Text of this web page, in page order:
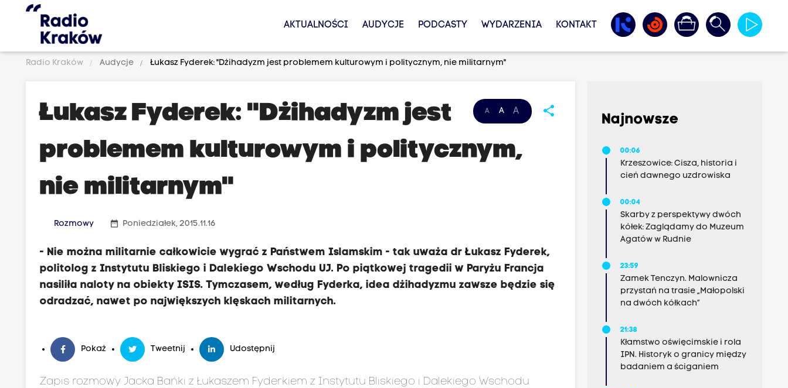
AKTUALNOŚCI AUDYCJE PODCASTY WYDARZENIA KONTAKT
Radio Kraków Audycje Łukasz Fyderek: "Dżihadyzm jest problemem kulturowym i politycznym, nie militarnym"
A A A share
Łukasz Fyderek: "Dżihadyzm jest
problemem kulturowym i politycznym,
nie militarnym"
Rozmowy date_range Poniedziałek, 2015.11.16
- Nie można militarnie całkowicie wygrać z Państwem Islamskim - tak uważa dr Łukasz Fyderek,
politolog z Instytutu Bliskiego i Dalekiego Wschodu UJ. Po piątkowej tragedii w Paryżu Francja
nasiliła naloty na obiekty ISIS. Tymczasem, według Fyderka, idea dżihadyzmu zawsze będzie się
odradzać, nawet po największych klęskach militarnych.
Pokaż Tweetnij Udostępnij
Zapis rozmowy Jacka Bańki z Łukaszem Fyderkiem z Instytutu Bliskiego i Dalekiego Wschodu
Najnowsze
00:06
Krzeszowice: Cisza, historia i
cień dawnego uzdrowiska
00:04
Skarby z perspektywy dwóch
kółek: Zaglądamy do Muzeum
Agatów w Rudnie
23:59
Zamek Tenczyn. Malownicza
przystań na trasie „Małopolski
na dwóch kółkach”
21:38
Kłamstwo oświęcimskie i rola
IPN. Historyk o granicy między
badaniem a ściganiem